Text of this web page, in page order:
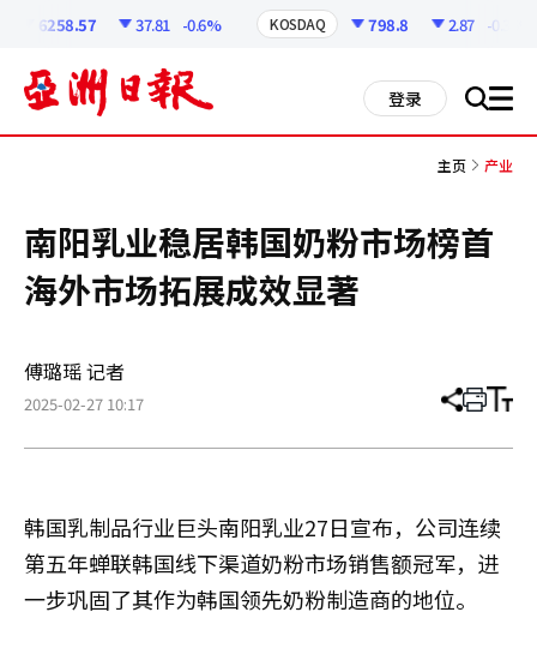
6258.57 37.81 -0.6% KOSDAQ 798.8 2.87 -0.36%
登录 搜 all
主页 产业
南阳乳业稳居韩国奶粉市场榜首
海外市场拓展成效显著
傅璐瑶 记者
2025-02-27 10:17 分
章
打 调
小
韩国乳制品行业巨头南阳乳业27日宣布，公司连续
第五年蝉联韩国线下渠道奶粉市场销售额冠军，进
一步巩固了其作为韩国领先奶粉制造商的地位。